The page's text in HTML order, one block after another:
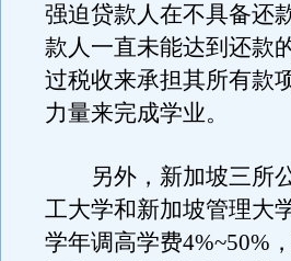
强迫贷款人在不具备还
款人一直未能达到还款
过税收来承担其所有款
力量来完成学业。
另外，新加坡三所公
工大学和新加坡管理大
学年调高学费4%~50%